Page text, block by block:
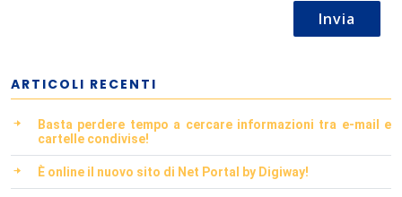
Invia
ARTICOLI RECENTI
Basta perdere tempo a cercare informazioni tra e-mail e
cartelle condivise!
È online il nuovo sito di Net Portal by Digiway!